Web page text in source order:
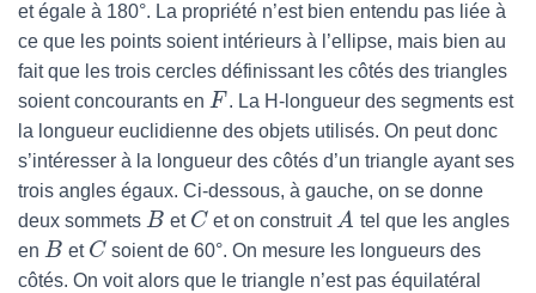
et égale à 180°. La propriété n’est bien entendu pas liée à
ce que les points soient intérieurs à l’ellipse, mais bien au
fait que les trois cercles définissant les côtés des triangles
soient concourants en F . La H-longueur des segments est
la longueur euclidienne des objets utilisés. On peut donc
s’intéresser à la longueur des côtés d’un triangle ayant ses
trois angles égaux. Ci-dessous, à gauche, on se donne
deux sommets B et C et on construitA tel que les angles
en B et C soient de 60°. On mesure les longueurs des
côtés. On voit alors que le triangle n’est pas équilatéral